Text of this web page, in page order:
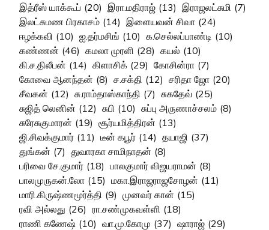
இத்ரீஸ் யாக்கூப் (20) இரா.மதிராஜ் (13) இராஜலட்சுமி (7)
இலட்சுமண பிரகாசம் (14) இளையவன் சிவா (24)
ஈழக்கவி (10) ஐ.தர்மசிங் (10) க.செல்லப்பாண்டி (10)
கண்ணன் (46) கமலா முரளி (28) கயல் (10)
கி.ச.திலீபன் (14) கிளாசிக் (29) கோசின்ரா (7)
கோவை ஆனந்தன் (8) ச.சக்தி (12) சரிதா ஜோ (20)
சீவகன் (12) சு.ராம்தாஸ்காந்தி (7) சுகதேவ் (25)
சுஜித் லெனின் (12) சுபி (10) சுப்பு அருணாச்சலம் (8)
சுரேசுகுமாரன் (19) சூர்யமித்திரன் (13)
ஜி.சிவக்குமார் (11) டீன் கபூர் (14) தயாஜி (37)
துங்கன் (7) துவாரகா சாமிநாதன் (8)
பரிவை சே.குமார் (18) பாலகுமார் விஜயராமன் (8)
பாலமுருகன்.லோ (15) மகா.இராஜராஜசோழன் (11)
மாரி.கிருஷ்ணமூர்த்தி (9) முனவர் கான் (15)
ரவி அல்லது (26) ரா.சண்முகவள்ளி (18)
ராணி கணேஷ் (10) வா.மு.கோமு (37) ஷாராஜ் (29)